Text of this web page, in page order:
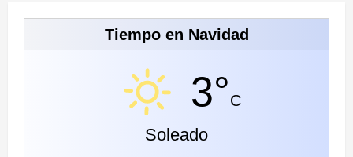
Tiempo en Navidad
3°C
Soleado